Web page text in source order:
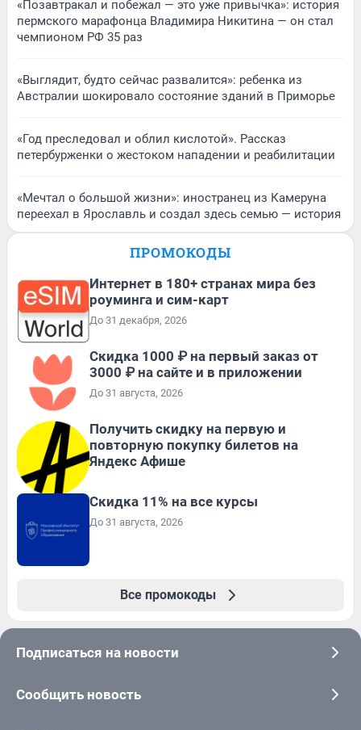
«Позавтракал и побежал — это уже привычка»: история
пермского марафонца Владимира Никитина — он стал
чемпионом РФ 35 раз
«Выглядит, будто сейчас развалится»: ребенка из
Австралии шокировало состояние зданий в Приморье
«Год преследовал и облил кислотой». Рассказ
петербурженки о жестоком нападении и реабилитации
«Мечтал о большой жизни»: иностранец из Камеруна
переехал в Ярославль и создал здесь семью — история
ПРОМОКОДЫ
Интернет в 180+ странах мира без
роуминга и сим-карт
До 31 декабря, 2026
Скидка 1000 ₽ на первый заказ от
3000 ₽ на сайте и в приложении
До 31 августа, 2026
Получить скидку на первую и
повторную покупку билетов на
Яндекс Афише
Скидка 11% на все курсы
До 31 августа, 2026
Все промокоды
Подписаться на новости
Сообщить новость